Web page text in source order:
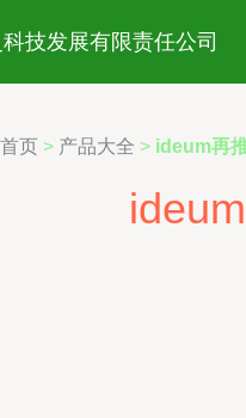
技发展有限责任公司
首页 > 产品大全 > ideum再